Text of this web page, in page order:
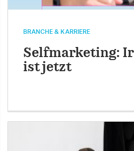
BRANCHE & KARRIERE
Selfmarketing:
ist jetzt